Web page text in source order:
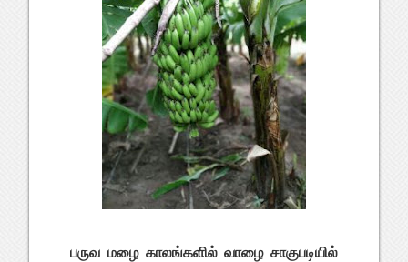
பருவ மழை காலங்களில் வாழை சாகுபடியில்